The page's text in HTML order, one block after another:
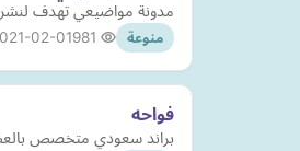
مدونة مواضيعي تهدف لنشر
منوعة 02-01
فواحه
براند سعودي متخصص